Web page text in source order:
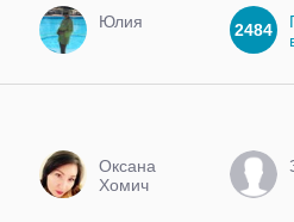
Юлия 2484
Оксана
Хомич